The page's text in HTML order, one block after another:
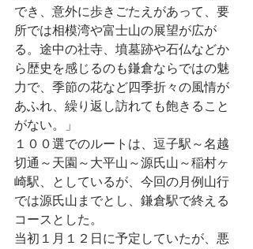
でき、意外に歩きごたえがあって、要
所では相模湾や富士山の展望が広が
る。途中の社寺、墳墓跡や石仏などか
ら歴史を感じるのも鎌倉ならではの魅
力で、季節の花など四季折々の風情が
あふれ、繰り返し訪れても飽きること
がない。」
１００選でのルートは、逗子駅～名越
切通～天園～大平山～源氏山～稲村ヶ
崎駅、としているが、今回の月例山行
では源氏山までとし、鎌倉駅で終える
コースとした。
当初１月１２日に予定していたが、悪